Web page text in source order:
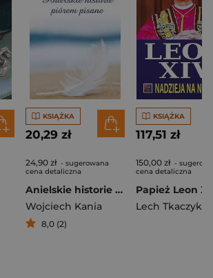
KSIĄŻKA
20,29 zł
24,90 zł - sugerowana
cena detaliczna
Anielskie historie piórem pisane
Wojciech Kania
8,0 (2)
KSIĄŻKA
117,51 zł
150,00 zł -
cena detaliczna
Lech Tkaczyk